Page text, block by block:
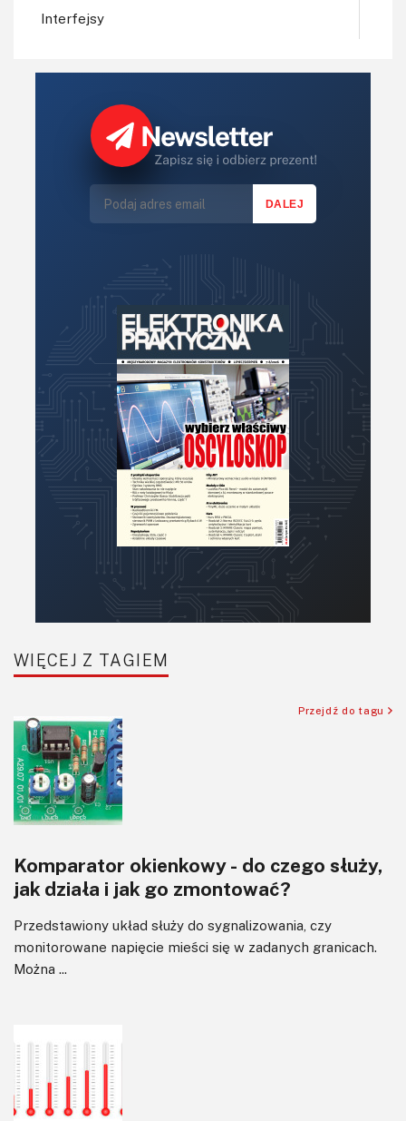
Interfejsy
Koła Naukowe
LED/LCD/OLED
Mechatronika
Optoelektronika
PCB/Montaż
Podstawy elektroniki
Podzespoły bierne
Półprzewodniki
Pomiary i testy
Projektowanie
Sensory
Software
Sterowanie
Transformatory
Tranzystory
Wzmacniacze
Zasilanie
WIĘCEJ Z TAGIEM
Przejdź do tagu
Komparator okienkowy - do czego służy,
jak działa i jak go zmontować?
Przedstawiony układ służy do sygnalizowania, czy
monitorowane napięcie mieści się w zadanych granicach.
Można ...